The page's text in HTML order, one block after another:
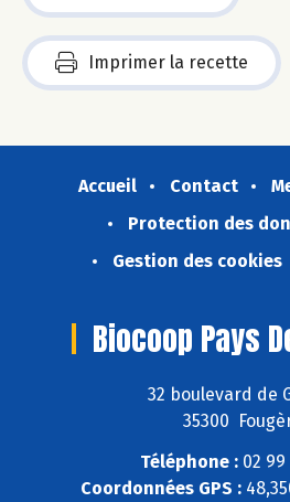
Imprimer la recette
Accueil Contact
Protection des
Gestion des cookies
Biocoop Pays
32 boulevard de
35300
Téléphone :02 99
Coordonnées GPS :